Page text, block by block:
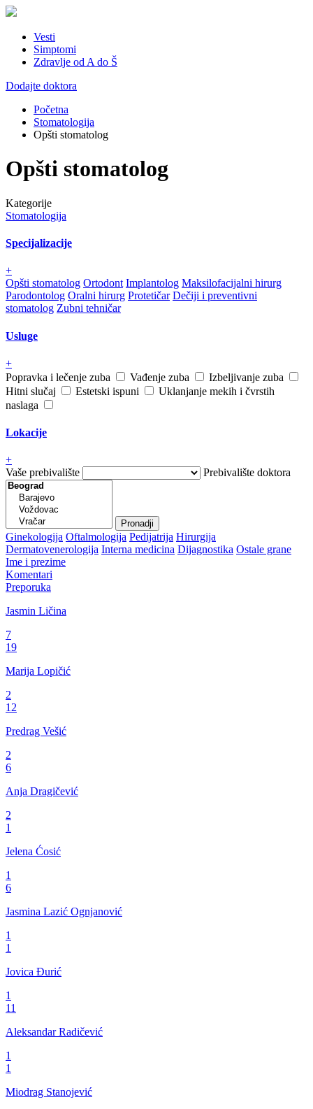
Vesti
Simptomi
Zdravlje od A do Š
Dodajte doktora
Početna
Stomatologija
Opšti stomatolog
Opšti stomatolog
Kategorije
Stomatologija
Specijalizacije
+
Opšti stomatolog Ortodont Implantolog Maksilofacijalni hirurg
Parodontolog Oralni hirurg Protetičar Dečiji i preventivni
stomatolog Zubni tehničar
Usluge
+
Popravka i lečenje zuba
Vađenje zuba
Izbeljivanje zuba
Hitni slučaj
Estetski ispuni
Uklanjanje mekih i čvrstih
naslaga
Lokacije
+
Vaše prebivalište
Prebivalište doktora
Ginekologija Oftalmologija Pedijatrija Hirurgija
Dermatovenerologija Interna medicina Dijagnostika Ostale grane
Ime i prezime
Komentari
Preporuka
Jasmin Ličina
7
19
Marija Lopičić
2
12
Predrag Vešić
2
6
Anja Dragičević
2
1
Jelena Ćosić
1
6
Jasmina Lazić Ognjanović
1
1
Jovica Đurić
1
11
Aleksandar Radičević
1
1
Miodrag Stanojević